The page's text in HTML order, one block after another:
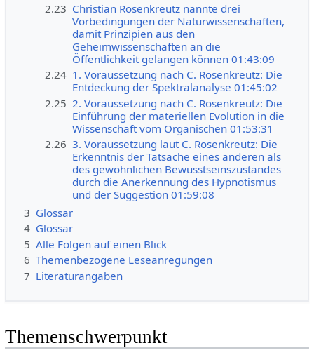
2.23 Christian Rosenkreutz nannte drei
Vorbedingungen der Naturwissenschaften,
damit Prinzipien aus den
Geheimwissenschaften an die
Öffentlichkeit gelangen können 01:43:09
2.24 1. Voraussetzung nach C. Rosenkreutz: Die
Entdeckung der Spektralanalyse 01:45:02
2.25 2. Voraussetzung nach C. Rosenkreutz: Die
Einführung der materiellen Evolution in die
Wissenschaft vom Organischen 01:53:31
2.26 3. Voraussetzung laut C. Rosenkreutz: Die
Erkenntnis der Tatsache eines anderen als
des gewöhnlichen Bewusstseinszustandes
durch die Anerkennung des Hypnotismus
und der Suggestion 01:59:08
3 Glossar
4 Glossar
5 Alle Folgen auf einen Blick
6 Themenbezogene Leseanregungen
7 Literaturangaben
Themenschwerpunkt